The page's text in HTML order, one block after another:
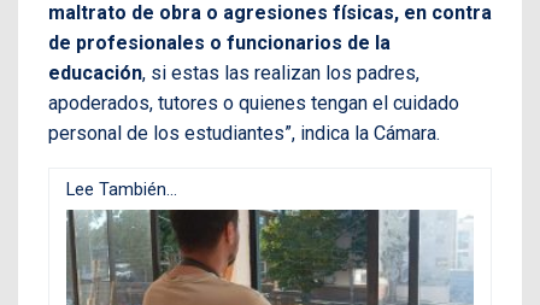
maltrato de obra o agresiones físicas, en contra
de profesionales o funcionarios de la
educación, si estas las realizan los padres,
apoderados, tutores o quienes tengan el cuidado
personal de los estudiantes”, indica la Cámara.
Lee También...